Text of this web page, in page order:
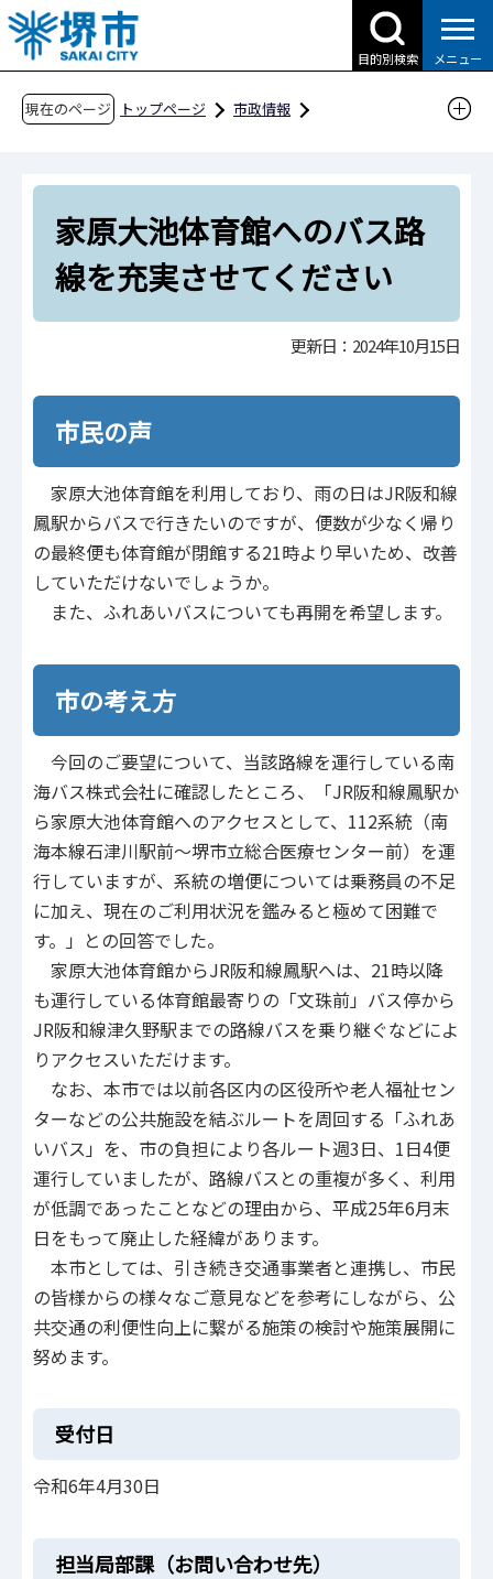
こ
の
ペ
目的別検索 メニュー
現在のページ トップページ
市政情報
市民の声
市民の声Q&A（令和6年度分）
令和6年10月15日更新
家原大池体育館へのバス路線を充実させてくだ
さい
家原大池体育館へのバス路
線を充実させてください
更新日：2024年10月15日
市民の声
家原大池体育館を利用しており、雨の日はJR阪和線
鳳駅からバスで行きたいのですが、便数が少なく帰り
の最終便も体育館が閉館する21時より早いため、改善
していただけないでしょうか。
また、ふれあいバスについても再開を希望します。
市の考え方
今回のご要望について、当該路線を運行している南
海バス株式会社に確認したところ、「JR阪和線鳳駅か
ら家原大池体育館へのアクセスとして、112系統（南
海本線石津川駅前～堺市立総合医療センター前）を運
行していますが、系統の増便については乗務員の不足
に加え、現在のご利用状況を鑑みると極めて困難で
す。」との回答でした。
家原大池体育館からJR阪和線鳳駅へは、21時以降
も運行している体育館最寄りの「文珠前」バス停から
JR阪和線津久野駅までの路線バスを乗り継ぐなどによ
りアクセスいただけます。
なお、本市では以前各区内の区役所や老人福祉セン
ターなどの公共施設を結ぶルートを周回する「ふれあ
いバス」を、市の負担により各ルート週3日、1日4便
運行していましたが、路線バスとの重複が多く、利用
が低調であったことなどの理由から、平成25年6月末
日をもって廃止した経緯があります。
本市としては、引き続き交通事業者と連携し、市民
の皆様からの様々なご意見などを参考にしながら、公
共交通の利便性向上に繋がる施策の検討や施策展開に
努めます。
受付日
令和6年4月30日
担当局部課（お問い合わせ先）